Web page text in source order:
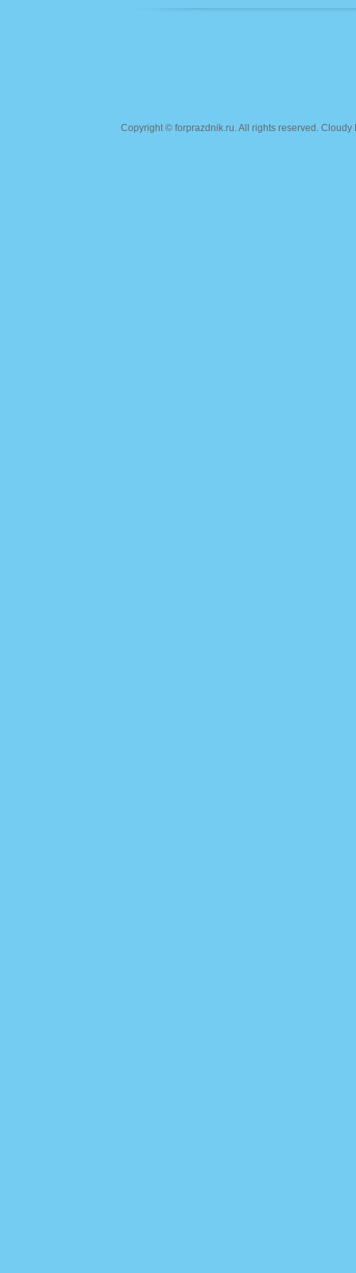
Copyright © forprazdnik.ru. All rights reserved.